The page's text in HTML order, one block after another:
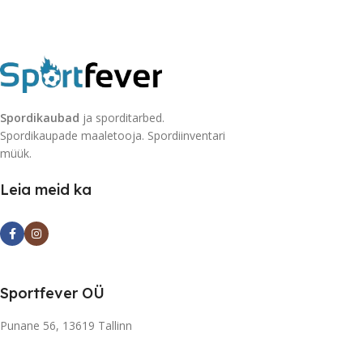
Spordikaubad ja sporditarbed.
Spordikaupade maaletooja. Spordiinventari
müük.
Leia meid ka
Sportfever OÜ
Punane 56, 13619 Tallinn